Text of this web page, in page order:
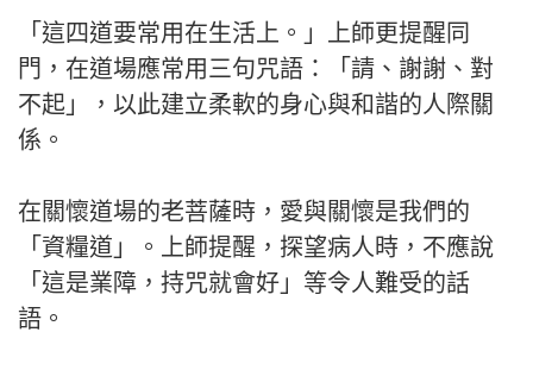
「這四道要常用在生活上。」上師更提醒同
門，在道場應常用三句咒語：「請、謝謝、對
不起」，以此建立柔軟的身心與和諧的人際關
係。
在關懷道場的老菩薩時，愛與關懷是我們的
「資糧道」。上師提醒，探望病人時，不應說
「這是業障，持咒就會好」等令人難受的話
語。